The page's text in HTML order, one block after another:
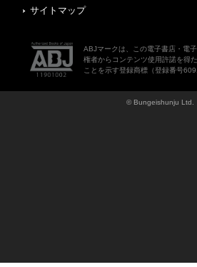
サイトマップ
ABJマークは、この電子書店・電
権者からコンテンツ使用許諾を得
ことを示す登録商標（登録番号
© Bungeishunju Ltd.